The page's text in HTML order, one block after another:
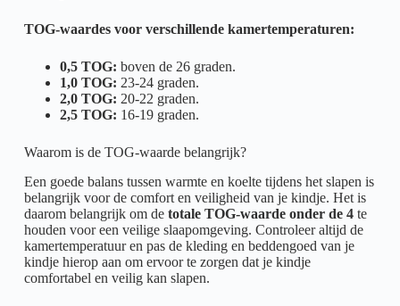
TOG-waardes voor verschillende kamertemperaturen:
0,5 TOG: boven de 26 graden.
1,0 TOG: 23-24 graden.
2,0 TOG: 20-22 graden.
2,5 TOG: 16-19 graden.
Waarom is de TOG-waarde belangrijk?
Een goede balans tussen warmte en koelte tijdens het slapen is
belangrijk voor de comfort en veiligheid van je kindje. Het is
daarom belangrijk om de totale TOG-waarde onder de 4te
houden voor een veilige slaapomgeving. Controleer altijd de
kamertemperatuur en pas de kleding en beddengoed van je
kindje hierop aan om ervoor te zorgen dat je kindje
comfortabel en veilig kan slapen.